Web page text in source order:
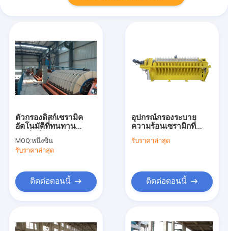
ตัวกรองดิสก์เซรามิค
อัตโนมัติที่ทนทาน
ประสิทธิภาพเสถียรตัว
กรองที่ชัดเจน
MOQ:หนึ่งชิ้น
รับราคาล่าสุด
ติดต่อตอนนี้
อุปกรณ์กรองระบาย
ความร้อนเซรามิกที่
108pcs เครื่องกรอง
รับราคาล่าสุด
ติดต่อตอนนี้